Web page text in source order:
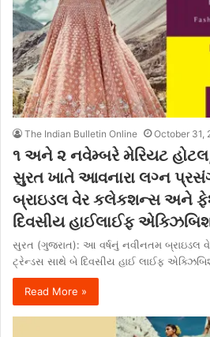
The Indian Bulletin Online October 31,
૧ અને ૨ નવેમ્બરે મેરિયટ
સુરત ખાતે આવનારા લગ્ન
બ્રાઇડલ વેર કલેકશન્સ અને
દિવસીય હાઈલાઈફ
સુરત (ગુજરાત): આ વર્ષનું નવીનતમ
ટ્રેન્ડસ સાથે બે દિવસીય હાઈ લાઈફ
Read More »